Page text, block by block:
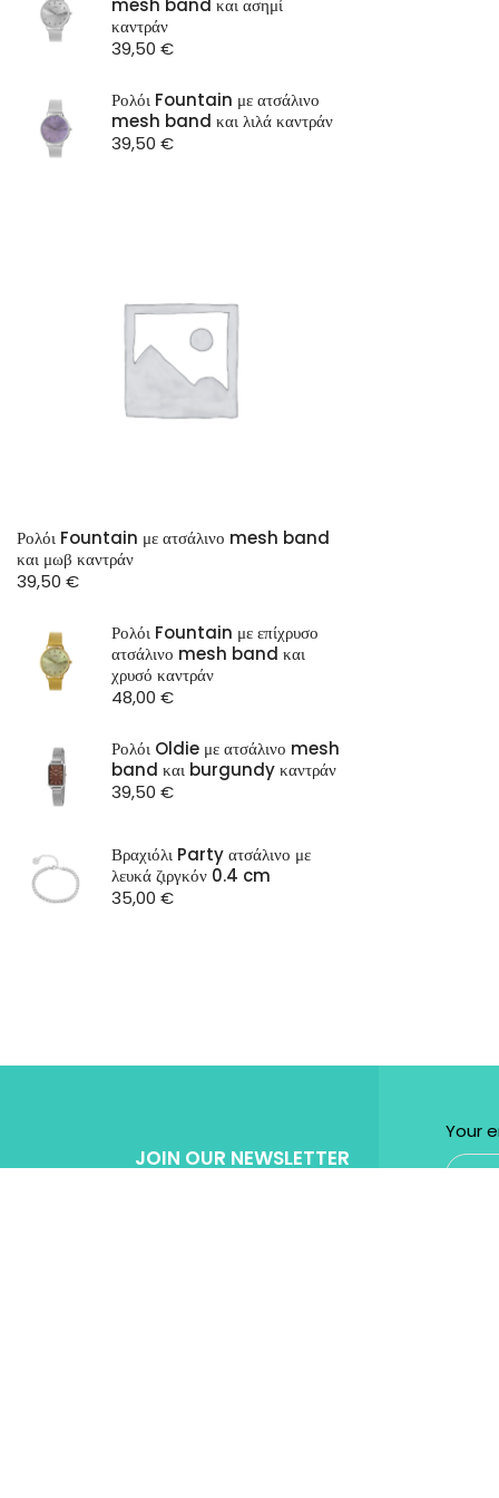
ST Watchmesh band και ασημί
καντράν
39,50 €
Ρολόι Fountain με ατσάλινο
mesh band και λιλά καντράν
39,50 €
Ρολόι Fountain με ατσάλινο mesh band
και μωβ καντράν
39,50 €
Ρολόι Fountain με επίχρυσο
ατσάλινο mesh band και
χρυσό καντράν
48,00 €
Ρολόι Oldie με ατσάλινο mesh
band και burgundy καντράν
39,50 €
Βραχιόλι Party ατσάλινο με
λευκά ζιργκόν 0.4 cm
35,00 €
JOIN OUR NEWSLETTER
Your